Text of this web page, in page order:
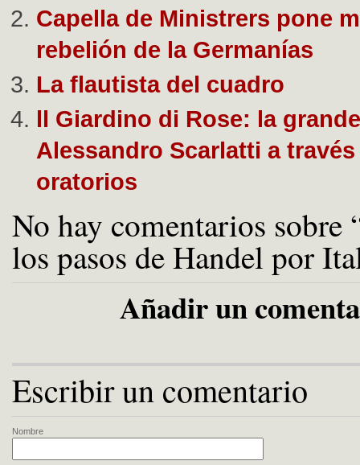
Capella de Ministrers pone
rebelión de la Germanías
La flautista del cuadro
ll Giardino di Rose: la
Alessandro Scarlatti a
oratorios
No hay comentarios sobre
los pasos de Handel por
Añadir un
Escribir un comentario
Nombre